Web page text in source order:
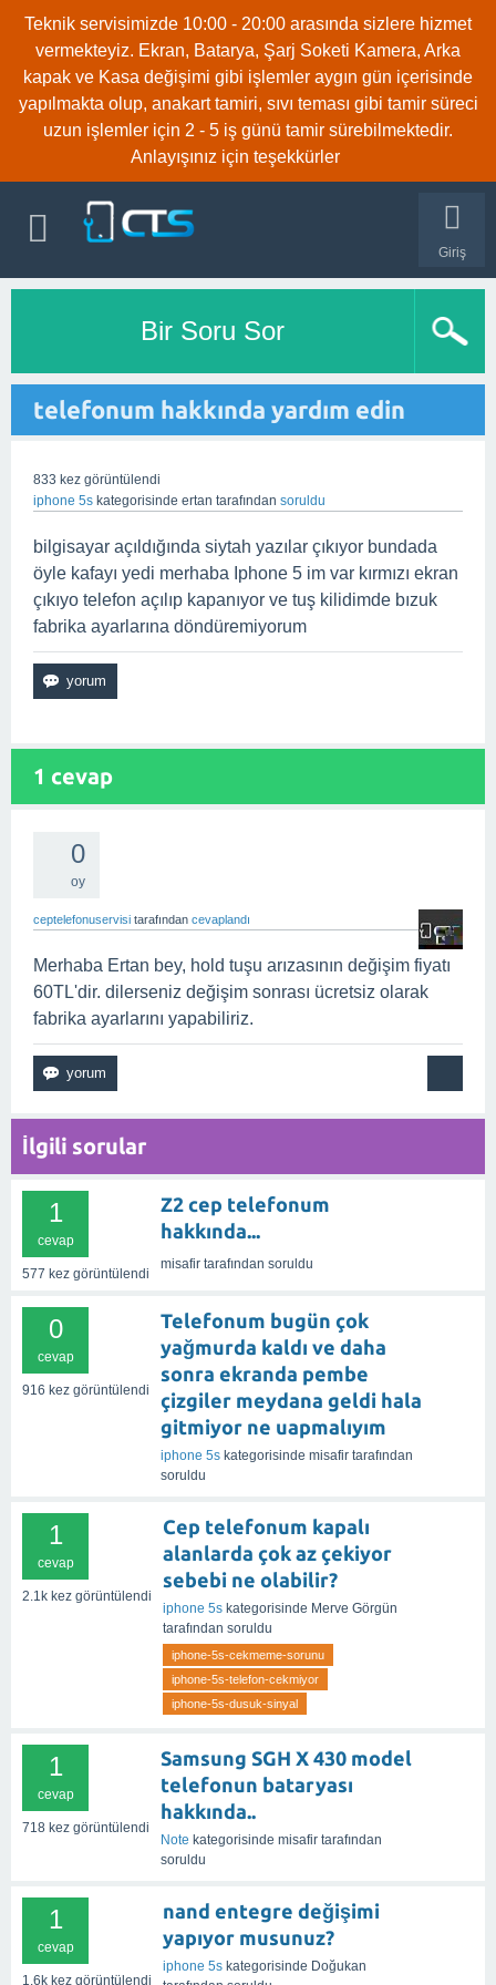
Teknik servisimizde 10:00 - 20:00 arasında sizlere hizmet
vermekteyiz. Ekran, Batarya, Şarj Soketi Kamera, Arka
kapak ve Kasa değişimi gibi işlemler aygın gün içerisinde
yapılmakta olup, anakart tamiri, sıvı teması gibi tamir süreci
uzun işlemler için 2 - 5 iş günü tamir sürebilmektedir.
Anlayışınız için teşekkürler
Giriş
Bir Soru Sor
telefonum hakkında yardım edin
833 kez görüntülendi
iphone 5s kategorisinde ertan tarafından soruldu
bilgisayar açıldığında siytah yazılar çıkıyor bundada
öyle kafayı yedi merhaba Iphone 5 im var kırmızı ekran
çıkıyo telefon açılıp kapanıyor ve tuş kilidimde bızuk
fabrika ayarlarına döndüremiyorum
1 cevap
0
oy
ceptelefonuservisi tarafından cevaplandı
Merhaba Ertan bey, hold tuşu arızasının değişim fiyatı
60TL'dir. dilerseniz değişim sonrası ücretsiz olarak
fabrika ayarlarını yapabiliriz.
İlgili sorular
1
cevap
577 kez görüntülendi
Z2 cep telefonum
hakkında...
misafir tarafından soruldu
0
cevap
916 kez görüntülendi
Telefonum bugün çok
yağmurda kaldı ve daha
sonra ekranda pembe
çizgiler meydana geldi hala
gitmiyor ne uapmalıyım
iphone 5s kategorisinde misafir tarafından
soruldu
1
cevap
2.1k kez görüntülendi
Cep telefonum kapalı
alanlarda çok az çekiyor
sebebi ne olabilir?
iphone 5s kategorisinde Merve Görgün
tarafından soruldu
iphone-5s-cekmeme-sorunu
iphone-5s-telefon-cekmiyor
iphone-5s-dusuk-sinyal
1
cevap
718 kez görüntülendi
Samsung SGH X 430 model
telefonun bataryası
hakkında..
Note kategorisinde misafir tarafından
soruldu
1
cevap
1.6k kez görüntülendi
nand entegre değişimi
yapıyor musunuz?
iphone 5s kategorisinde Doğukan